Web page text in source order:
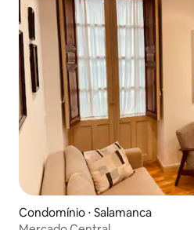
Condomínio ⋅ Salamanca